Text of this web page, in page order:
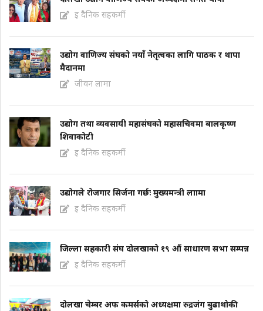
इ दैनिक सहकर्मी
उद्योग वाणिज्य संघको नयाँ नेतृत्वका लागि पाठक र थापा
मैदानमा
जीवन लामा
उद्योग तथा व्यवसायी महासंघको महासचिवमा बालकृष्ण
शिवाकोटी
इ दैनिक सहकर्मी
उद्योगले रोजगार सिर्जना गर्छः मुख्यमन्त्री लाामा
इ दैनिक सहकर्मी
जिल्ला सहकारी संघ दोलखाको १९ औं साधारण सभा सम्पन्न
इ दैनिक सहकर्मी
दोलखा चेम्बर अफ कमर्सको अध्यक्षमा रुद्रजंग बुढाथोकी